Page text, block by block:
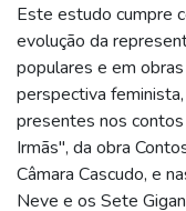
Este estudo cumpre
evolução da
populares e em
perspectiva
presentes nos
Irmãs", da obra
Câmara Cascudo, e
Neve e os Sete